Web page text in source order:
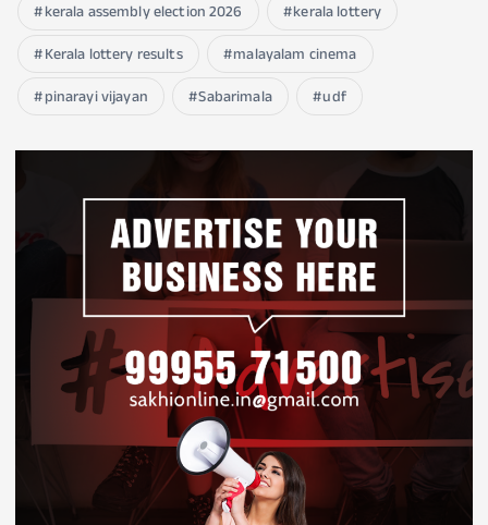
kerala assembly election 2026
kerala lottery
Kerala lottery results
malayalam cinema
pinarayi vijayan
Sabarimala udf